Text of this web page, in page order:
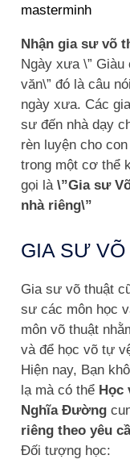
masterminh
Nhận gia sư võ
Ngày xưa \”
văn\” đó là câu
ngày xưa. Các
sư đến nhà dạy
rèn luyện cho
trong một cơ thể
gọi là\”Gia sư
nhà riêng\”
GIA SƯ
Gia sư võ thuật
sư các môn học
môn võ thuật
và để học võ tự
Hiện nay, Bạn
lạ mà có thể Học
Nghĩa Đường
riêng theo yêu
Đối tượng học: